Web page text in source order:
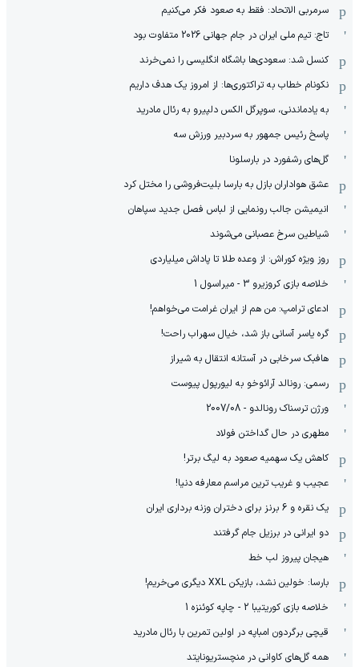
سرمربی الاتحاد: فقط به صعود فکر می‌کنیم
تاج: تیم ملی ایران در جام جهانی 2026 متفاوت بود
کنسل شد: سعودی‌ها باشگاه انگلیسی را نمی‌خرند
نکونام خطاب به تراکتوری‌ها: از امروز یک هدف داریم
به یادماندنی، سوپرگل الکس دلپیرو به رئال مادرید
پاسخ رئیس جمهور به سردبیر ورزش سه
گل‌های رشفورد در بارسلونا
عشق هواداران بازل به بارسا بلیت‌فروشی را مختل کرد
انیمیشن جالب رونمایی از لباس فصل جدید سپاهان
شیاطین سرخ عصبانی می‌شوند
روز ویژه کوراش: از وعده طلا تا پاداش میلیاردی
خلاصه بازی کروزیرو 3 - میراسول 1
ادعای ترامپ: من هم از ایران غرامت می‌خواهم!
گره یاسر آسانی باز شد، خیال سهراب راحت!
هافبک سرخابی در آستانه انتقال به شیراز
رسمی: رونالد آرائوخو به لیورپول پیوست
ورژن ترسناک رونالدو - 2007/08
مطهری در حال گداختن فولاد
کاهش یک سهمیه صعود به لیگ برتر!
عجیب و غریب ترین مراسم معارفه دنیا!
یک نقره و 6 برنز برای دختران وزنه برداری ایران
دو ایرانی در برزیل جام گرفتند
هیجان پیروز لب خط
بارسا: خولین نشد، بازیکن XXL دیگری می‌خریم!
خلاصه بازی کوریتیبا 2 - چاپه کوئنزه 1
قیچی برگردون امباپه در اولین تمرین با رئال مادرید
همه گل‌های کاوانی در منچستریونایتد